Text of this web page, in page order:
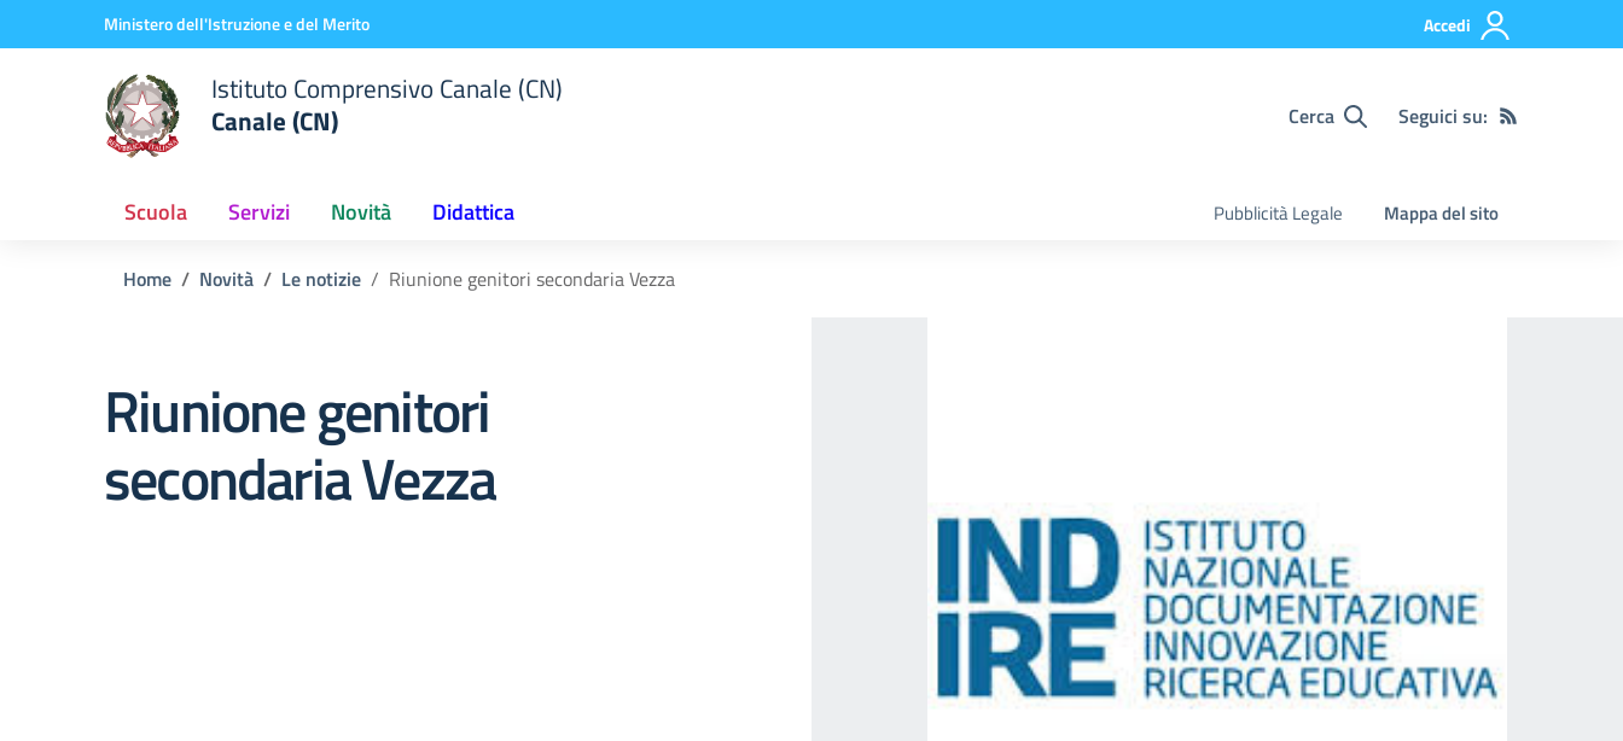
Vai ai contenuti
Vai al menu di navigazioneMinistero dell'Istruzione e del Merito Accedi
Istituto Comprensivo Canale (CN)
Canale (CN)
Cerca Seguici su:
Scuola Servizi Novità Didattica Pubblicità Legale Mappa del sito
Home Novità Le notizie Riunione genitori secondaria Vezza
Riunione genitori
secondaria Vezza